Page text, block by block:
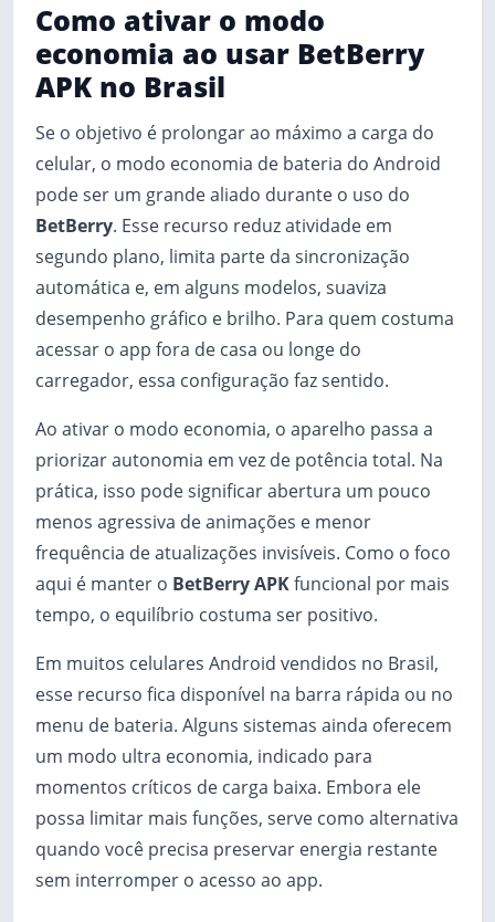
Como ativar o modo
economia ao usar BetBerry
APK no Brasil
Se o objetivo é prolongar ao máximo a carga do
celular, o modo economia de bateria do Android
pode ser um grande aliado durante o uso do
BetBerry. Esse recurso reduz atividade em
segundo plano, limita parte da sincronização
automática e, em alguns modelos, suaviza
desempenho gráfico e brilho. Para quem costuma
acessar o app fora de casa ou longe do
carregador, essa configuração faz sentido.
Ao ativar o modo economia, o aparelho passa a
priorizar autonomia em vez de potência total. Na
prática, isso pode significar abertura um pouco
menos agressiva de animações e menor
frequência de atualizações invisíveis. Como o foco
aqui é manter o BetBerry APKfuncional por mais
tempo, o equilíbrio costuma ser positivo.
Em muitos celulares Android vendidos no Brasil,
esse recurso fica disponível na barra rápida ou no
menu de bateria. Alguns sistemas ainda oferecem
um modo ultra economia, indicado para
momentos críticos de carga baixa. Embora ele
possa limitar mais funções, serve como alternativa
quando você precisa preservar energia restante
sem interromper o acesso ao app.